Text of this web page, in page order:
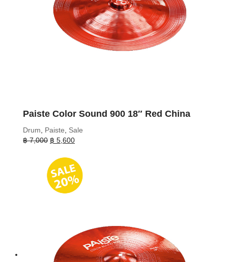
Paiste Color Sound 900 18″ Red China
Drum Paiste
Sale
฿7,000 Original
was:
฿ 7,000.
฿ 5,600Current
is:
฿ 5,600.